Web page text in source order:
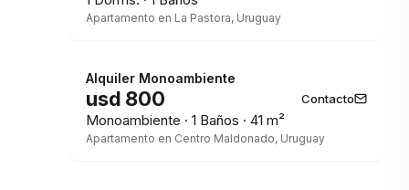
Apartamento en La Pastora, Uruguay
Alquiler Monoambiente
usd 800 Contacto
Monoambiente · 1 Baños · 41 m²
Apartamento en Centro Maldonado, Uruguay